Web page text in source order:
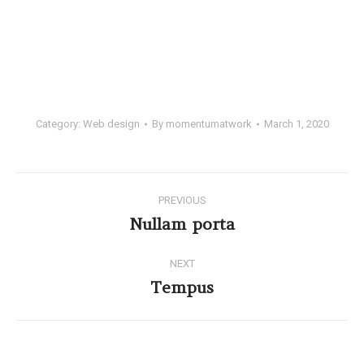
Category: Web design By momentumatwork March 1, 2020
PREVIOUS
Nullam porta
NEXT
Tempus